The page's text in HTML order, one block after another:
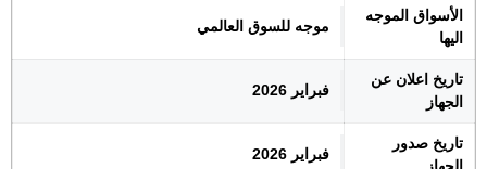
الأسواق الموجه
اليها
موجه للسوق العالمي
تاريخ اعلان عن
الجهاز
فبراير 2026
تاريخ صدور
فبراير 2026